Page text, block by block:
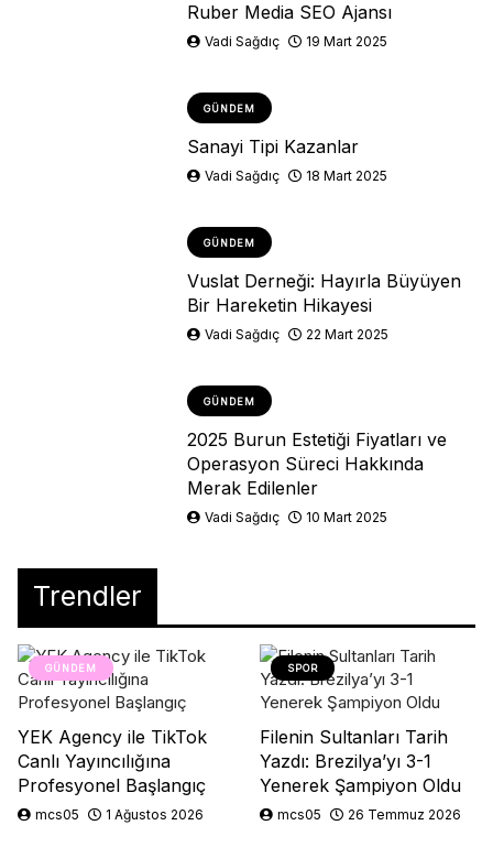
Ruber Media SEO Ajansı
Vadi Sağdıç 19 Mart 2025
GÜNDEM
Sanayi Tipi Kazanlar
Vadi Sağdıç 18 Mart 2025
GÜNDEM
Vuslat Derneği: Hayırla Büyüyen
Bir Hareketin Hikayesi
Vadi Sağdıç 22 Mart 2025
GÜNDEM
2025 Burun Estetiği Fiyatları ve
Operasyon Süreci Hakkında
Merak Edilenler
Vadi Sağdıç 10 Mart 2025
Trendler
GÜNDEM
YEK Agency ile TikTok
Canlı Yayıncılığına
Profesyonel Başlangıç
mcs05 1 Ağustos 2026
SPOR
Filenin Sultanları Tarih
Yazdı: Brezilya’yı 3-1
Yenerek Şampiyon Oldu
mcs05 26 Temmuz 2026